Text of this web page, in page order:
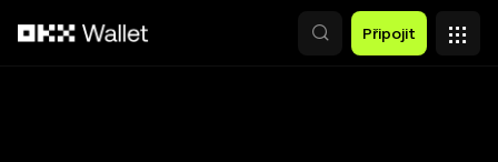
Připojit